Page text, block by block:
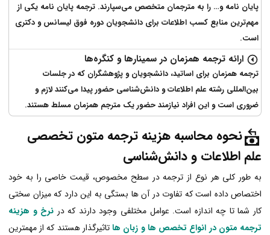
پایان نامه و… را به مترجمان متخصص می‌سپارند. ترجمه پایان نامه یکی از
مهم‌ترین منابع کسب اطلاعات برای دانشجویان دوره فوق‌ لیسانس و دکتری
است.
ارائه ترجمه همزمان در سمینارها و کنگره‌ها
ترجمه همزمان برای اساتید، دانشجویان و پژوهشگران که در جلسات
بین‌المللی رشته علم اطلاعات و دانش‌شناسی حضور پیدا می‌کنند لازم و
ضروری است و این افراد نیازمند حضور یک مترجم همزمان مسلط هستند.
نحوه محاسبه هزینه ترجمه متون تخصصی
علم اطلاعات و دانش‌شناسی
به طور کلی هر نوع از ترجمه در سطح مخصوص، قیمت خاصی را به خود
اختصاص داده است که تفاوت در آن ها بستگی به این دارد که میزان سختی
کار شما تا چه اندازه است. عوامل مختلفی وجود دارند که در نرخ و هزینه
ترجمه متون در انواع تخصص ها و زبان هاتاثیرگذار هستند که از مهمترین